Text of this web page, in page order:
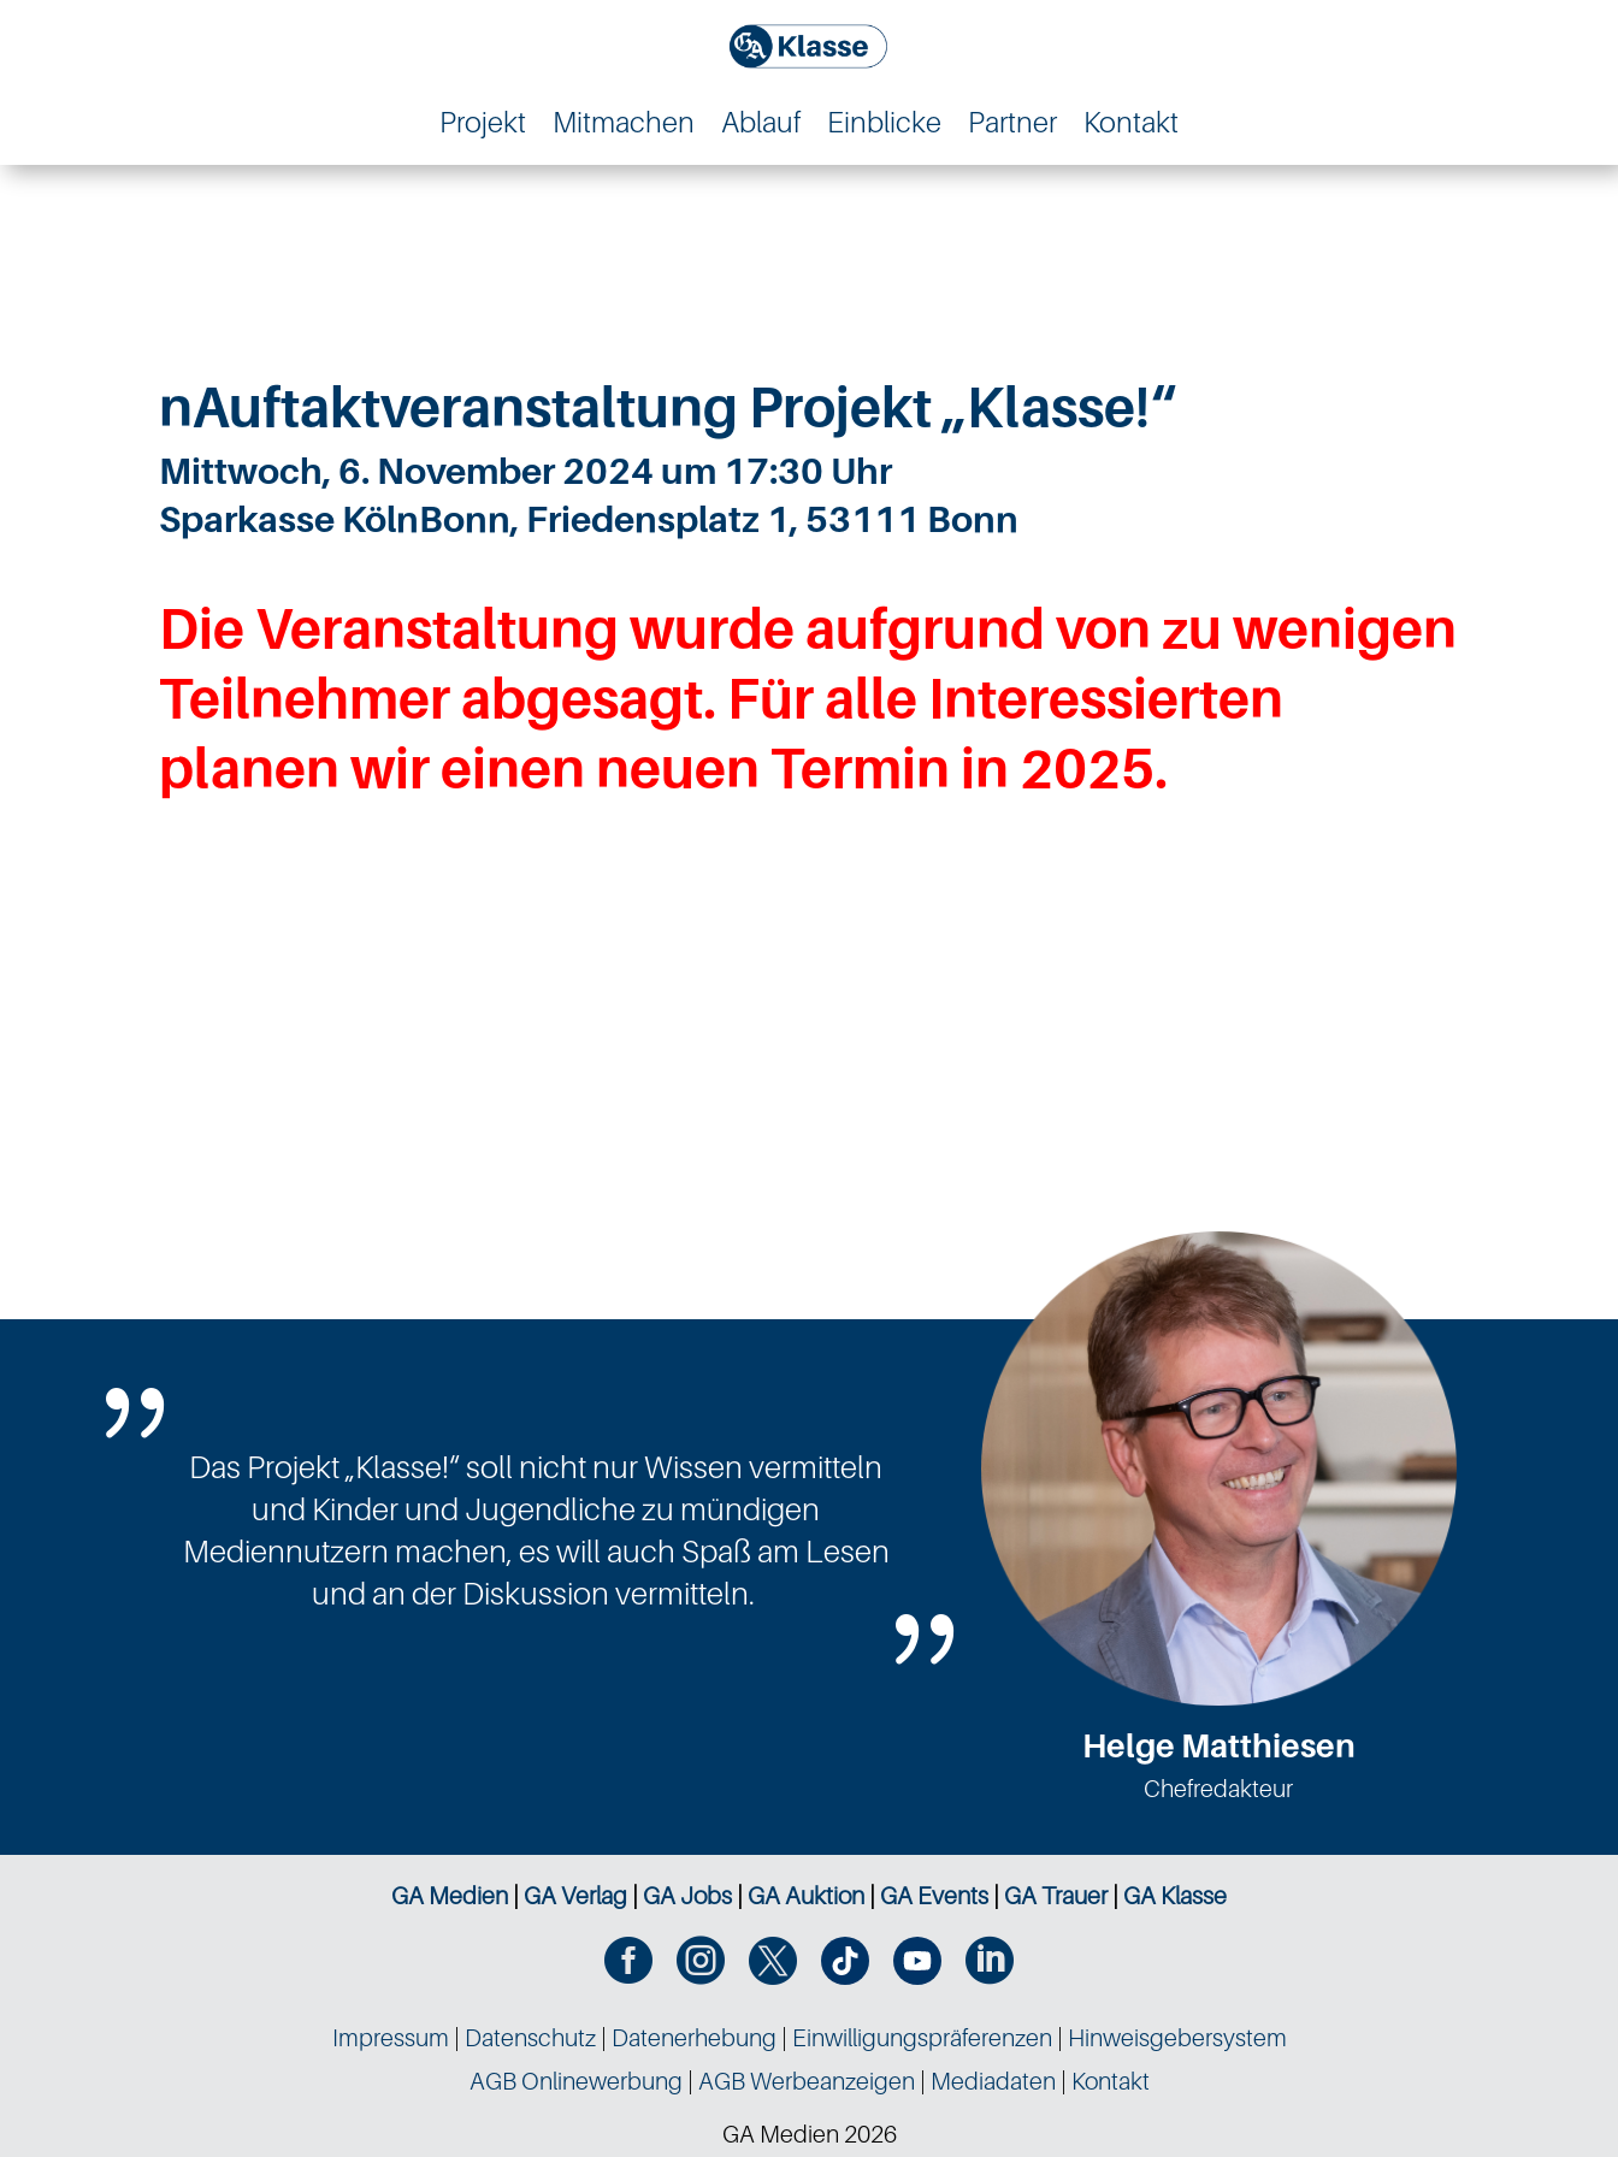
Projekt Mitmachen Ablauf Einblicke Partner Kontakt
nAuftaktveranstaltung Projekt „Klasse!“
Mittwoch, 6. November 2024 um 17:30 Uhr
Sparkasse KölnBonn, Friedensplatz 1, 53111 Bonn
Die Veranstaltung wurde aufgrund von zu wenigen
Teilnehmer abgesagt. Für alle Interessierten
planen wir einen neuen Termin in 2025.
{
Das Projekt „Klasse!“ soll nicht nur Wissen vermitteln
und Kinder und Jugendliche zu mündigen
Mediennutzern machen, es will auch Spaß am Lesen
und an der Diskussion vermitteln.
{
Helge Matthiesen
Chefredakteur
GA Medien GA Verlag GA Jobs GA Auktion GA Events GA Trauer| GA Klasse
   
Impressum Datenschutz| Datenerhebung Einwilligungspräferenzen
Hinweisgebersystem
AGB Onlinewerbung AGB Werbeanzeigen Mediadaten
Kontakt
GA Medien 2026